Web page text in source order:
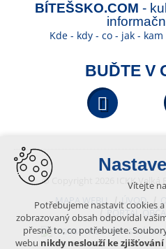
BÍTEŠSKO.COM -
Kde - kdy - co - jak -
BUĎTE V
© Copyright 2026 ICKK Velká
MAPA WEBU
ÚVOD
PORTÁL
Vítejte
Potřebujeme nastavit cookies
zobrazovaný obsah odpovídal
přesně to, co potřebujete.
webu nikdy neslouží ke